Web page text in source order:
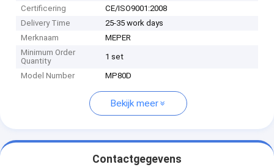
Certificering
CE/ISO9001:2008
Delivery Time
25-35 work days
Merknaam
MEPER
Minimum Order
Quantity
1 set
Model Number MP80D
Bekijk meer
Contactgegevens